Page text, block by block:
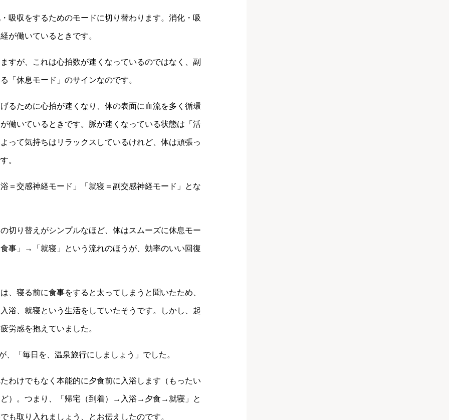
吸収をするためのモードに切り替わります。消化・吸
が働いているときです。
すが、これは心拍数が速くなっているのではなく、副
「休息モード」のサインなのです。
るために心拍が速くなり、体の表面に血流を多く循環
働いているときです。脈が速くなっている状態は「活
って気持ちはリラックスしているけれど、体は頑張っ
。
＝交感神経モード」「就寝＝副交感神経モード」とな
切り替えがシンプルなほど、体はスムーズに休息モー
事」→「就寝」という流れのほうが、効率のいい回復
、寝る前に食事をすると太ってしまうと聞いたため、
浴、就寝という生活をしていたそうです。しかし、起
労感を抱えていました。
「毎日を、温泉旅行にしましょう」でした。
わけでもなく本能的に夕食前に入浴します（もったい
）。つまり、「帰宅（到着）→入浴→夕食→就寝」と
も取り入れましょう、とお伝えしたのです。